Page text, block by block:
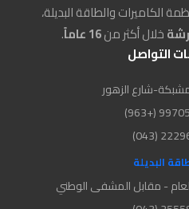
الكاميرات والطاقة البديلة،
خلال أكثر من16 عاماً
.
التواصل
شارع الزهور
البديلة
- مقابل المشفى الوطني